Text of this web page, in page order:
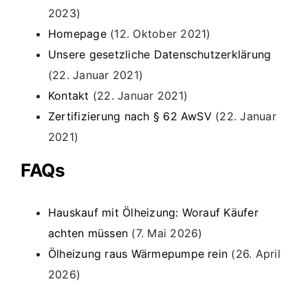
2023)
Homepage (12. Oktober 2021)
Unsere gesetzliche Datenschutzerklärung
(22. Januar 2021)
Kontakt (22. Januar 2021)
Zertifizierung nach § 62 AwSV (22. Januar
2021)
FAQs
Hauskauf mit Ölheizung: Worauf Käufer
achten müssen (7. Mai 2026)
Ölheizung raus Wärmepumpe rein (26. April
2026)